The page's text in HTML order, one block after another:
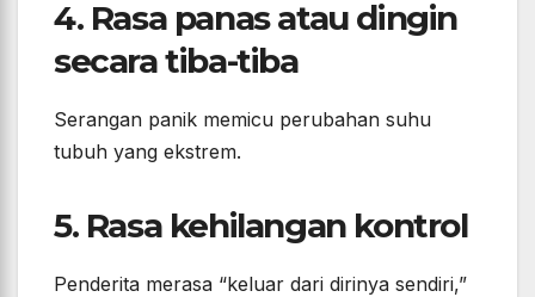
4. Rasa panas atau dingin
secara tiba-tiba
Serangan panik memicu perubahan suhu
tubuh yang ekstrem.
5. Rasa kehilangan kontrol
Penderita merasa “keluar dari dirinya sendiri,”